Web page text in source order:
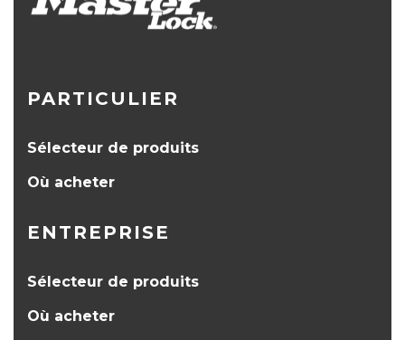
PARTICULIER
Sélecteur de produits
Où acheter
ENTREPRISE
Sélecteur de produits
Où acheter